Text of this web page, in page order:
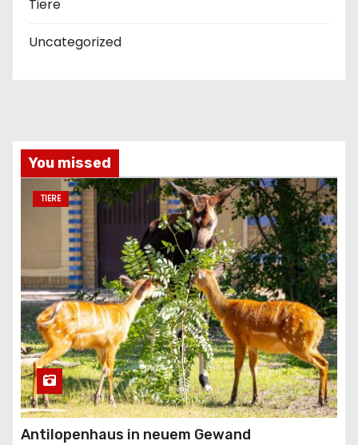
Tiere
Uncategorized
You missed
TIERE
Antilopenhaus in neuem Gewand